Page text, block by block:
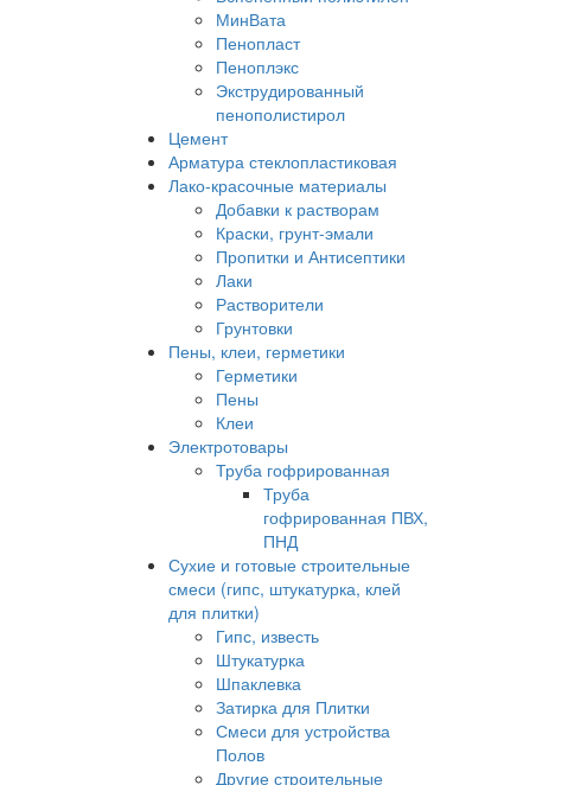
МинВата
Пенопласт
Пеноплэкс
Экструдированный
пенополистирол
Цемент
Арматура стеклопластиковая
Лако-красочные материалы
Добавки к растворам
Краски, грунт-эмали
Пропитки и Антисептики
Лаки
Растворители
Грунтовки
Пены, клеи, герметики
Герметики
Пены
Клеи
Электротовары
Труба гофрированная
Труба
гофрированная ПВХ,
ПНД
Сухие и готовые строительные
смеси (гипс, штукатурка, клей
для плитки)
Гипс, известь
Штукатурка
Шпаклевка
Затирка для Плитки
Смеси для устройства
Полов
Другие строительные